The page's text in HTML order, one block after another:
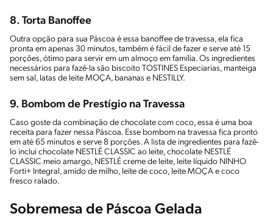
8. Torta Banoffee
Outra opção para sua Páscoa é essa banoffee de travessa, ela fica
pronta em apenas 30 minutos, também é fácil de fazer e serve até 15
porções, ótimo para servir em um almoço em família. Os ingredientes
necessários para fazê-la são biscoito TOSTINES Especiarias, manteiga
sem sal, latas de leite MOÇA, bananas e NESTILLY.
9. Bombom de Prestígio na Travessa
Caso goste da combinação de chocolate com coco, essa é uma boa
receita para fazer nessa Páscoa. Esse bombom na travessa fica pronto
em até 65 minutos e serve 8 porções. A lista de ingredientes para fazê-
lo inclui chocolate NESTLÉ CLASSIC ao leite, chocolate NESTLÉ
CLASSIC meio amargo, NESTLÉ creme de leite, leite líquido NINHO
Forti+ Integral, amido de milho, leite de coco, leite MOÇA e coco
fresco ralado.
Sobremesa de Páscoa Gelada